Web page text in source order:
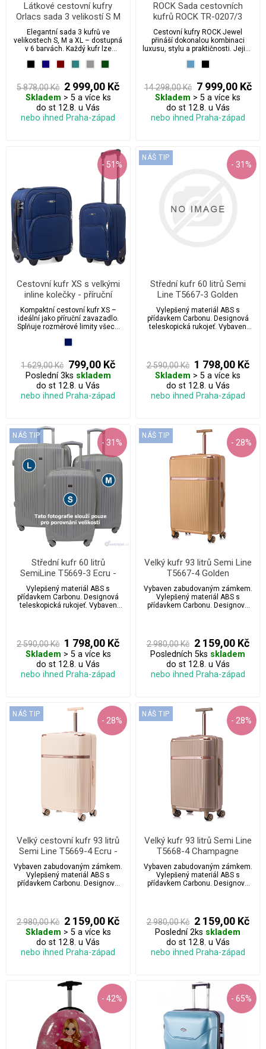
Látkové cestovní kufry
Orlacs sada 3 velikostí S M
XL na 4 kolečkách s
rozšiřujícím zipem a
integrovaným zámkem
Elegantní sada 3 kufrů ve
velikostech S, M a XL – dostupná
v 6 barvách. Každý kufr lze
objemu díky speciálnímu zipu.
zámkem. Skvělá odolnost a
konstrukce připravená na každé
cestovatelské dobrodružství.
5 878,00 Kč 2 999,00 Kč
Skladem > 5 a více ks
do st 12.8. u Vás
nebo ihned Praha-západ
ROCK Sada cestovních
kufrů ROCK TR-0207/3
Cestovní kufry ROCK Jewel
přináší dokonalou kombinaci
luxusu, stylu a praktičnosti. Jejich
vzorem nejen skvěle vypadá, ale
flexibilitu. Otočná kolečka o 360°
a lehká konstrukce zajistí
pohodlné cestování, zatímco
promyšlené vnitřní uspořádání
umožní efektivní balení.
14 298,00 Kč 7 999,00 Kč
Skladem > 5 a více ks
do st 12.8. u Vás
nebo ihned Praha-západ
- 51%
Cestovní kufr XS s velkými
inline kolečky - příruční
zavazadlo vhodné pro
Wizzair
Kompaktní cestovní kufr XS –
ideální jako příruční zavazadlo.
Splňuje rozměrové limity všech
ho bez obav vezmete na palubu.
lehké konstrukci se s ním cestuje
pohodlně a hladce, ať už míříte na
víkendový výlet nebo služební
cestu.
1 629,00 Kč 799,00 Kč
Poslední 3ks skladem
do st 12.8. u Vás
nebo ihned Praha-západ
- 31%
NÁŠ TIP
Střední kufr 60 litrů Semi
Line T5667-3 Golden
Vylepšený materiál ABS s
přídavkem Carbonu. Designová
teleskopická rukojeť. Vybaven
2 590,00 Kč 1 798,00 Kč
Skladem > 5 a více ks
do st 12.8. u Vás
nebo ihned Praha-západ
- 31%
NÁŠ TIP
Střední kufr 60 litrů
SemiLine T5669-3 Ecru -
surové hedvábí
Vylepšený materiál ABS s
přídavkem Carbonu. Designová
teleskopická rukojeť. Vybaven
2 590,00 Kč 1 798,00 Kč
Skladem > 5 a více ks
do st 12.8. u Vás
nebo ihned Praha-západ
- 28%
NÁŠ TIP
Velký kufr 93 litrů Semi Line
T5667-4 Golden
Vybaven zabudovaným zámkem.
Vylepšený materiál ABS s
přídavkem Carbonu. Designová
2 980,00 Kč 2 159,00 Kč
Posledních 5ks skladem
do st 12.8. u Vás
nebo ihned Praha-západ
- 28%
NÁŠ TIP
Velký cestovní kufr 93 litrů
Semi Line T5669-4 Ecru -
surové hedvábí
Vybaven zabudovaným zámkem.
Vylepšený materiál ABS s
přídavkem Carbonu. Designová
2 980,00 Kč 2 159,00 Kč
Skladem > 5 a více ks
do st 12.8. u Vás
nebo ihned Praha-západ
- 28%
NÁŠ TIP
Velký kufr 93 litrů Semi Line
T5668-4 Champagne
Vybaven zabudovaným zámkem.
Vylepšený materiál ABS s
přídavkem Carbonu. Designová
2 980,00 Kč 2 159,00 Kč
Poslední 2ks skladem
do st 12.8. u Vás
nebo ihned Praha-západ
- 42% - 65%